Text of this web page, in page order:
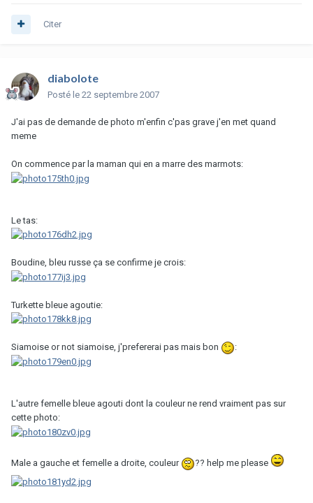
Citer
diabolote
Posté le 22 septembre 2007
J'ai pas de demande de photo m'enfin c'pas grave j'en met quand
meme
On commence par la maman qui en a marre des marmots:
Le tas:
Boudine, bleu russe ça se confirme je crois:
Turkette bleue agoutie:
Siamoise or not siamoise, j'prefererai pas mais bon :
L'autre femelle bleue agouti dont la couleur ne rend vraiment pas sur
cette photo:
Male a gauche et femelle a droite, couleur ?? help me please